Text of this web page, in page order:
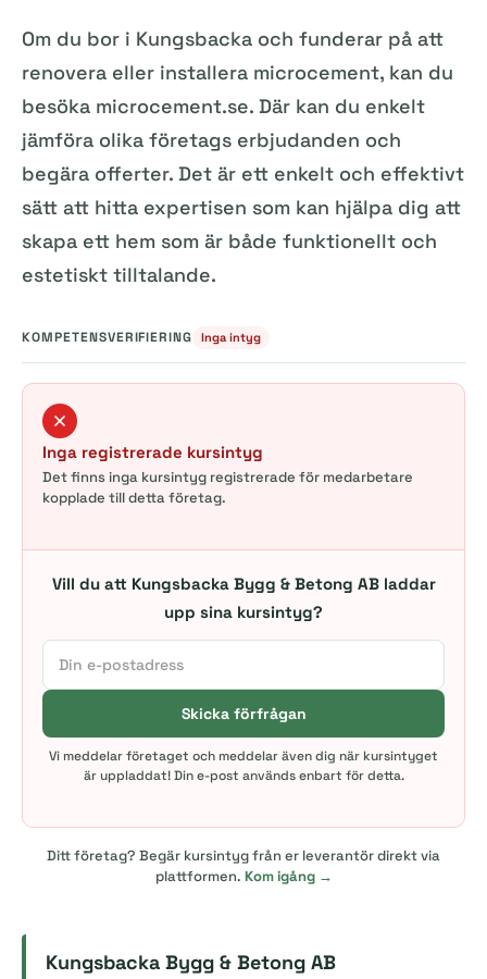
Om du bor i Kungsbacka och funderar på att
renovera eller installera microcement, kan du
besöka microcement.se. Där kan du enkelt
jämföra olika företags erbjudanden och
begära offerter. Det är ett enkelt och effektivt
sätt att hitta expertisen som kan hjälpa dig att
skapa ett hem som är både funktionellt och
estetiskt tilltalande.
KOMPETENSVERIFIERING Inga intyg
Inga registrerade kursintyg
Det finns inga kursintyg registrerade för medarbetare
kopplade till detta företag.
Vill du att Kungsbacka Bygg & Betong AB laddar
upp sina kursintyg?
Skicka förfrågan
Vi meddelar företaget och meddelar även dig när kursintyget
är uppladdat! Din e-post används enbart för detta.
Ditt företag? Begär kursintyg från er leverantör direkt via
plattformen. Kom igång →
Kungsbacka Bygg & Betong AB